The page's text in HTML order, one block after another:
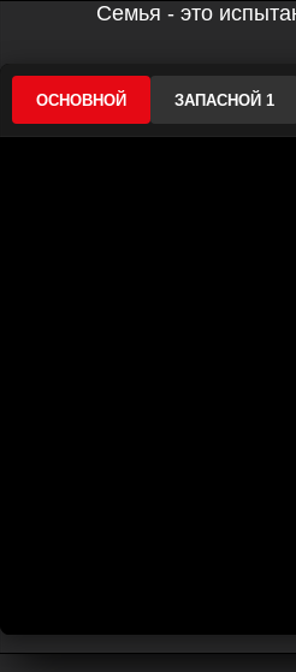
Семья - это
ОСНОВНОЙ ЗАПАСНОЙ 1